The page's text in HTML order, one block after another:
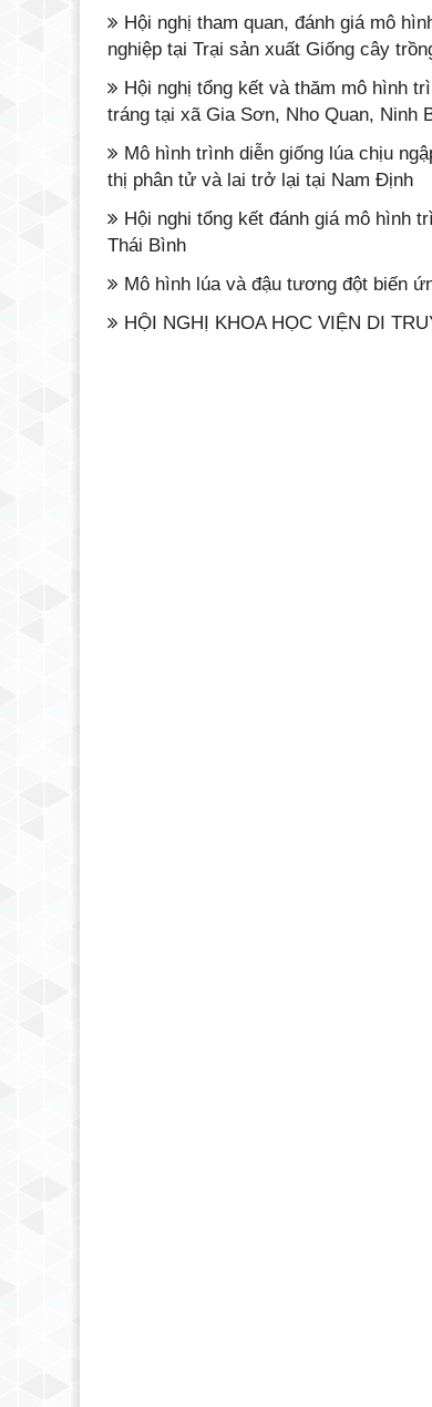
Hội nghị tham quan, đánh giá mô
nghiệp tại Trại sản xuất Giống cây
Hội nghị tổng kết và thăm mô hình
tráng tại xã Gia Sơn, Nho Quan, Ninh
Mô hình trình diễn giống lúa chịu
thị phân tử và lai trở lại tại Nam Định
Hội nghi tổng kết đánh giá mô hình
Thái Bình
Mô hình lúa và đậu tương đột biến
HỘI NGHỊ KHOA HỌC VIỆN DI